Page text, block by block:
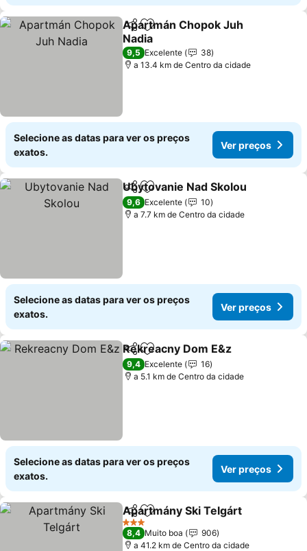
PartilharAdicionar aos favoritos
Apartmán Chopok Juh
Nadia
9,5 Excelente
38
a 13.4 km de Centro da cidade
Selecione as datas para ver os preços
exatos.
Ver preços
PartilharAdicionar aos favoritos
Ubytovanie Nad Skolou
9,6 Excelente
10
a 7.7 km de Centro da cidade
Selecione as datas para ver os preços
exatos.
Ver preços
PartilharAdicionar aos favoritos
Rekreacny Dom E&z
9,4 Excelente
16
a 5.1 km de Centro da cidade
Selecione as datas para ver os preços
exatos.
Ver preços
PartilharAdicionar aos favoritos
Apartmány Ski Telgárt
3 Estrelas
8,4 Muito boa
906
a 41.2 km de Centro da cidade